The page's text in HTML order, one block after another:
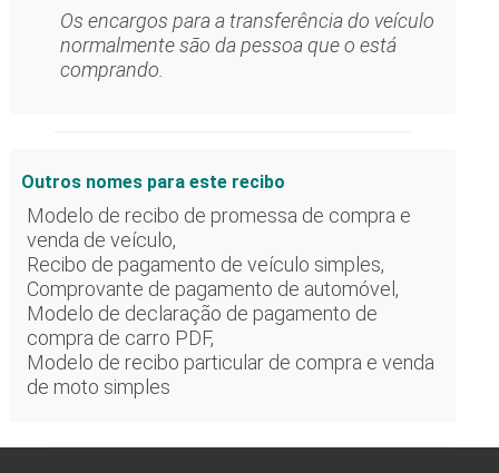
Os encargos para a transferência do veículo
normalmente são da pessoa que o está
comprando.
Outros nomes para este recibo
Modelo de recibo de promessa de compra e
venda de veículo,
Recibo de pagamento de veículo simples,
Comprovante de pagamento de automóvel,
Modelo de declaração de pagamento de
compra de carro PDF,
Modelo de recibo particular de compra e venda
de moto simples